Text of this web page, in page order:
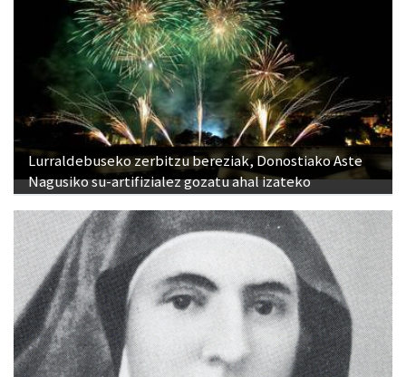
Lurraldebuseko zerbitzu bereziak, Donostiako Aste
Nagusiko su-artifizialez gozatu ahal izateko